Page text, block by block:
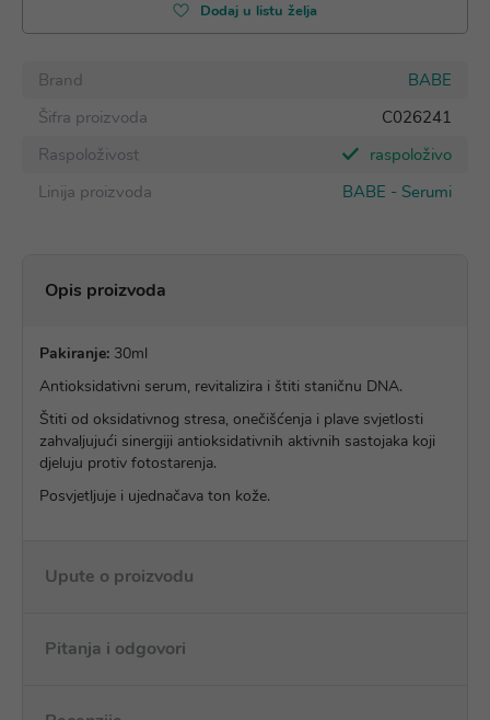
Dodaj u listu želja
Brand
BABE
Šifra proizvoda
C026241
Raspoloživost
raspoloživo
Linija proizvoda
BABE - Serumi
Opis proizvoda
Pakiranje: 30ml
Antioksidativni serum, revitalizira i štiti staničnu DNA.
Štiti od oksidativnog stresa, onečišćenja i plave svjetlosti
zahvaljujući sinergiji antioksidativnih aktivnih sastojaka koji
djeluju protiv fotostarenja.
Posvjetljuje i ujednačava ton kože.
Upute o proizvodu
Pitanja i odgovori